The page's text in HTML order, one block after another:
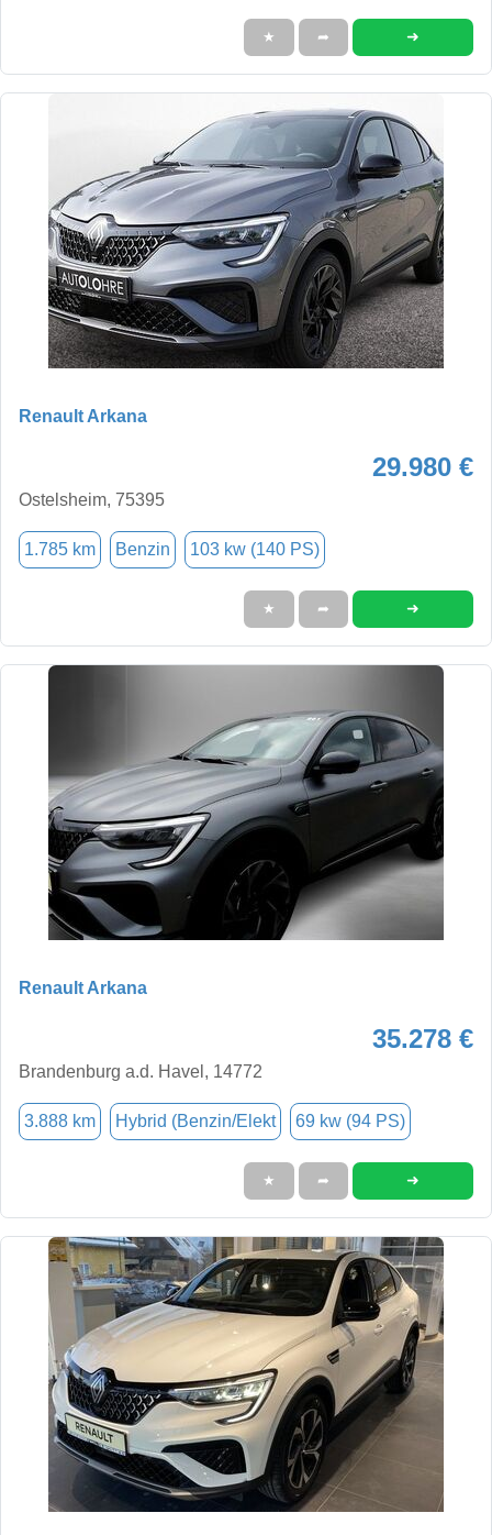
★ ➦ ➜
Renault Arkana
29.980 €
Ostelsheim, 75395
1.785 km Benzin 103 kw (140 PS)
★ ➦ ➜
Renault Arkana
35.278 €
Brandenburg a.d. Havel, 14772
3.888 km Hybrid (Benzin/Elekt 69 kw (94 PS)
★ ➦ ➜